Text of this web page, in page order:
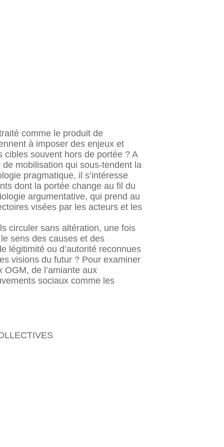
comme le produit de
à imposer des enjeux et
souvent hors de portée ? A
mobilisation qui sous-tendent la
pragmatique, il s’intéresse
dont la portée change au fil du
argumentative, qui prend au
visées par les acteurs et les
circuler sans altération, une fois
sens des causes et des
légitimité ou d’autorité reconnues
visions du futur ? Pour examiner
de l’amiante aux
sociaux comme les